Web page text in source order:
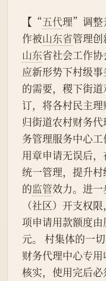
【“五代理”调整
作被山东省管理创
山东省社会工作
应新形势下村级
的需要，稷下街
订，将各村民主
归街道农村财务
务管理服务中心
用章申请无误后
统一管理，提升
的监管效力。进
（社区）开支权
项申请用款额度
元。 村集体的一
财务代理中心专
核实，使用完后